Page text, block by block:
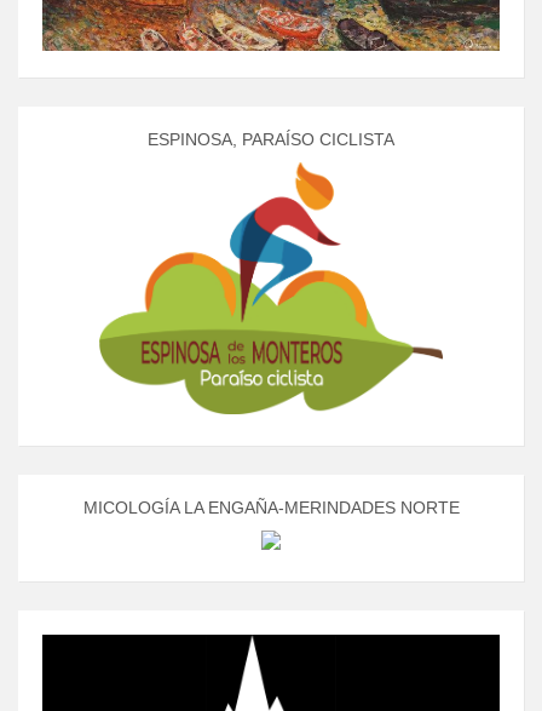
ESPINOSA, PARAÍSO CICLISTA
MICOLOGÍA LA ENGAÑA-MERINDADES NORTE